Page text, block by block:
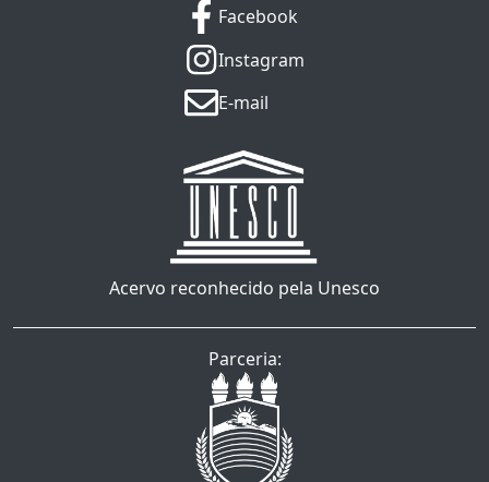
Facebook
Instagram
E-mail
Acervo reconhecido pela Unesco
Parceria: